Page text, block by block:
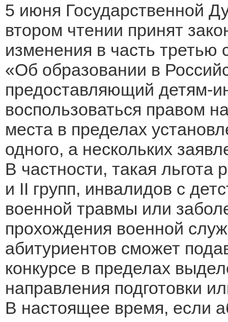
5 июня Государственной
втором чтении принят
изменения в часть третью
«Об образовании в
предоставляющий детям-
воспользоваться правом
места в пределах
одного, а нескольких
В частности, такая льгота
и II групп, инвалидов с
военной травмы или
прохождения военной
абитуриентов сможет
конкурсе в пределах
направления подготовки
В настоящее время, если